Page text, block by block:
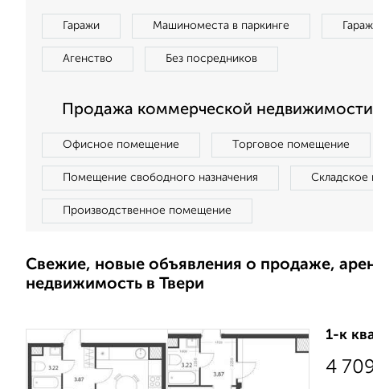
Гаражи Машиноместа в паркинге
Агенство Без посредников
Продажа коммерческой недвижимости
Офисное помещение Торговое помещение
Помещение свободного назначения
Производственное помещение
Свежие, новые объявления о продаже,
недвижимость в Твери
1-к
4